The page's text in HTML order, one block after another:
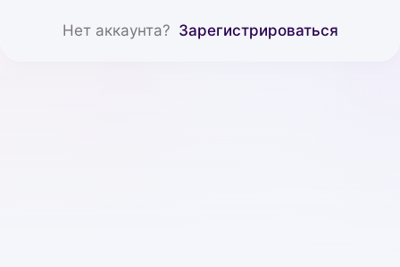
Нет аккаунта? Зарегистрироваться